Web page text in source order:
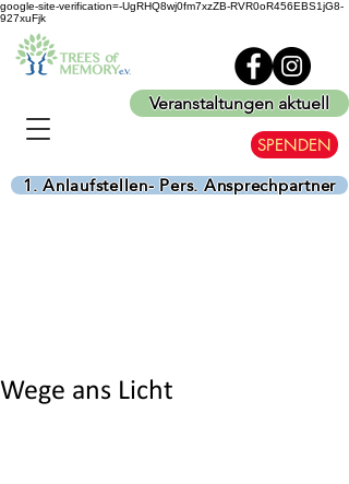
google-site-verification=-UgRHQ8wj0fm7xzZB-RVR0oR456EBS1jG8-
927xuFjk
SPENDEN
Veranstaltungen aktuell
1. Anlaufstellen- Pers. Ansprechpartner
Wege ans Licht